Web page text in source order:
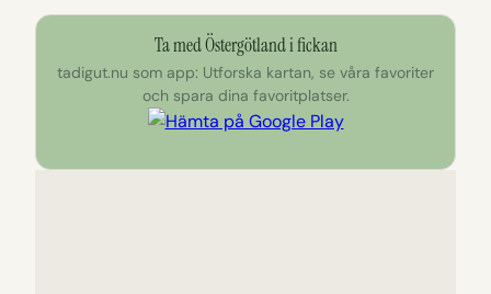
Ta med Östergötland i fickan
tadigut.nu som app: Utforska kartan, se våra favoriter
och spara dina favoritplatser.